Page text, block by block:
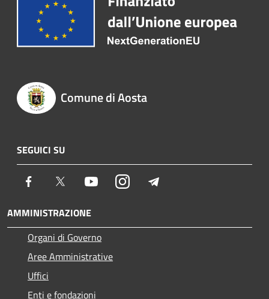
Comune di Aosta
SEGUICI SU
Facebook Twitter YoutubeInstagram
AMMINISTRAZIONE
Organi di Governo
Aree Amministrative
Uffici
Enti e fondazioni